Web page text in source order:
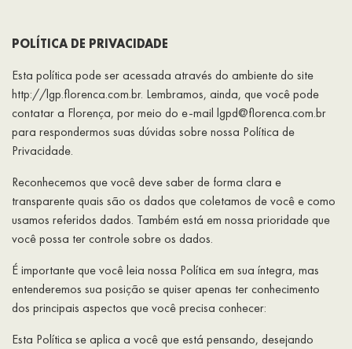
POLÍTICA DE PRIVACIDADE
Esta política pode ser acessada através do ambiente do site
http://lgp.florenca.com.br. Lembramos, ainda, que você pode
contatar a Florença, por meio do e-mail lgpd@florenca.com.br
para respondermos suas dúvidas sobre nossa Política de
Privacidade.
Reconhecemos que você deve saber de forma clara e
transparente quais são os dados que coletamos de você e como
usamos referidos dados. Também está em nossa prioridade que
você possa ter controle sobre os dados.
É importante que você leia nossa Política em sua íntegra, mas
entenderemos sua posição se quiser apenas ter conhecimento
dos principais aspectos que você precisa conhecer:
Esta Política se aplica a você que está pensando, desejando